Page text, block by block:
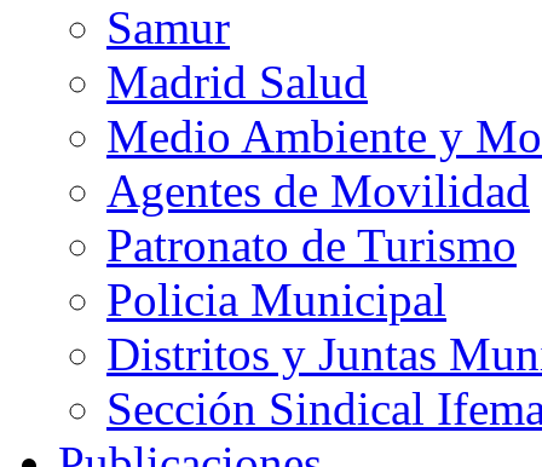
Samur
Madrid Salud
Medio Ambiente y
Agentes de Movilidad
Patronato de Turismo
Policia Municipal
Distritos y Juntas
Sección Sindical